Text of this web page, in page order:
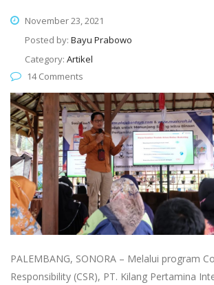
November 23, 2021
Posted by: Bayu Prabowo
Category: Artikel
14 Comments
PALEMBANG, SONORA – Melalui program
Responsibility (CSR), PT. Kilang Pertamina